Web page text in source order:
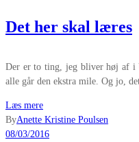
Det her skal læres
Der er to ting, jeg bliver høj af i
alle går den ekstra mile. Og jo,
Læs mere
ByAnette Kristine Poulsen
08/03/2016